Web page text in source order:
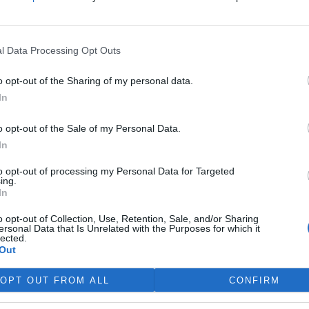
Data Processing Opt Outs
opt-out of the Sharing of my personal data.
opt-out of the Sale of my Personal Data.
opt-out of processing my Personal Data for Targeted
opt-out of Collection, Use, Retention, Sale, and/or Sharing
Data that Is Unrelated with the Purposes for which it
OPT OUT FROM ALL CONFIRM
dno (ISA), kde měla své
skončilo zklamáním,
jasně deklarovat, že
tolerovány.
poloviny srpna
životního prostředí
14. července 2026
zjišťovacího řízení pro
„Stupeň Přelouč II“ za asi 3,3
korun, který má prodloužit
Veřejnost může své
prostředí poslat